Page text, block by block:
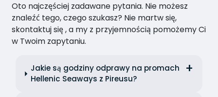
Oto najczęściej zadawane pytania. Nie możesz
znaleźć tego, czego szukasz? Nie martw się,
skontaktuj się , a my z przyjemnością pomożemy Ci
w Twoim zapytaniu.
Jakie są godziny odprawy na promach
Hellenic Seaways z Pireusu?